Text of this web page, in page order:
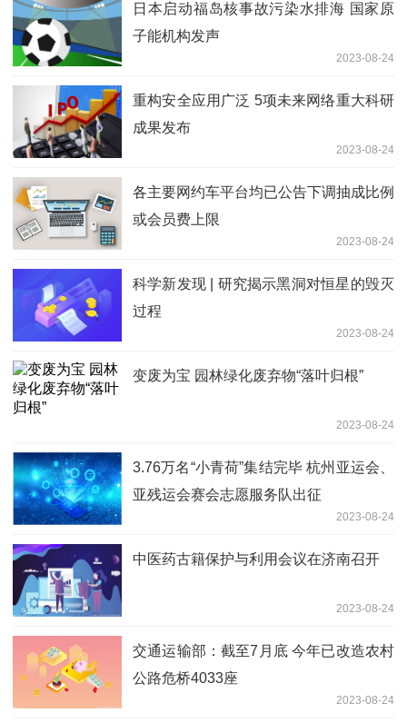
日本启动福岛核事故污染水排海 国家原
子能机构发声
2023-08-24
重构安全应用广泛 5项未来网络重大科研
成果发布
2023-08-24
各主要网约车平台均已公告下调抽成比例
或会员费上限
2023-08-24
科学新发现 | 研究揭示黑洞对恒星的毁灭
过程
2023-08-24
变废为宝 园林绿化废弃物“落叶归根”
2023-08-24
3.76万名“小青荷”集结完毕 杭州亚运会、
亚残运会赛会志愿服务队出征
2023-08-24
中医药古籍保护与利用会议在济南召开
2023-08-24
交通运输部：截至7月底 今年已改造农村
公路危桥4033座
2023-08-24